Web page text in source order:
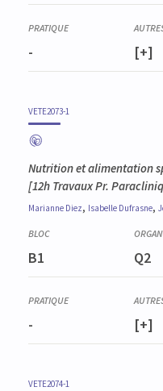
- [+]
VETE2073-1
Nutrition et alimentation
[12h Travaux Pr.
Marianne Diez, Isabelle Dufrasne,
B1 Q2
- [+]
VETE2074-1